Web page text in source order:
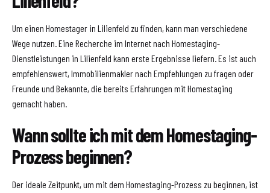
Um einen Homestager in Lilienfeld zu finden, kann man verschiedene
Wege nutzen. Eine Recherche im Internet nach Homestaging-
Dienstleistungen in Lilienfeld kann erste Ergebnisse liefern. Es ist auch
empfehlenswert, Immobilienmakler nach Empfehlungen zu fragen oder
Freunde und Bekannte, die bereits Erfahrungen mit Homestaging
gemacht haben.
Wann sollte ich mit dem Homestaging-
Prozess beginnen?
Der ideale Zeitpunkt, um mit dem Homestaging-Prozess zu beginnen, ist